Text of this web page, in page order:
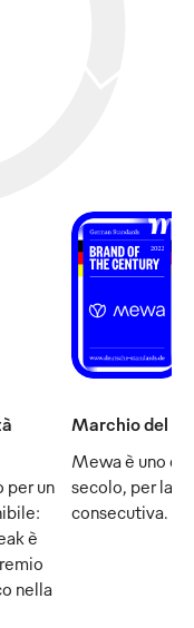
per un
è
nella
Marchio del
Mewa è uno
secolo, per la
consecutiva.